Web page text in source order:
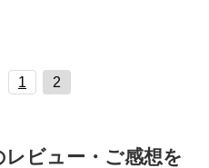
1 2
ビュー・ご感想を